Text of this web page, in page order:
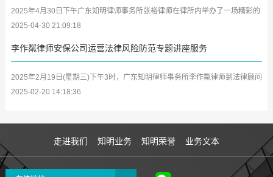
2025年4月30日下午广东知明律师事务所张裕律师在律所内举办了一场精彩的
学习分享会，将其参加深圳市律师协会第二期女律师研修班及中小律所管理合
2025-04-30 21:09:18
李作粼律师安保公司运营法律风险防范专题讲座服务
2025年2月19日(星期三)下午3时，广东知明律师事务所李作粼律师到法律顾问
单位广东众安保保安服务有限公司(以下简称众安保公司)开展安保企业及中高
2025-02-20 14:18:36
走进我们 知明业务 知明荣誉 业务文本